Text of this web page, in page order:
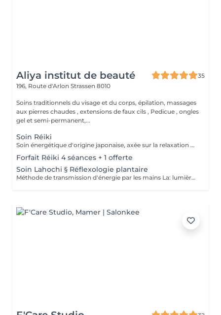
Aliya institut de beauté
35
196, Route d'Arlon Strassen 8010
Soins traditionnels du visage et du corps, épilation, massages
aux pierres chaudes , extensions de faux cils , Pedicue , ongles
gel et semi-permanent,...
Soin Réiki
Soin énergétique d'origine japonaise, axée sur la relaxation et l'harmonisation du corps et de l'esprit. REI: universel KI: énergie vital Le praticien pose doucement les mains sur les différentes zones , il n'y a pas de manipulation ou de pression. Effets: -Réduction du stress et de l'anxiété -Sensation de calme et de lâcher prise -Aide à apaiser le mental -favorise l'endormissement -Aide à relâcher les tensions émotionnelles le réiki est une pratique douce qui vise surtout : -la détente -l'équilibre émotionnel -le bien-être global A faire seul ou en cure de 4 séances
Forfait Réiki 4 séances + 1 offerte
Soin Lahochi § Réflexologie plantaire
Méthode de transmission d'énergie par les mains La: lumière, amour HO: mouvement de l'énergie CHI: energie vitale Effets: -Diminue le stress -Procure un calme profond et durable -Aide à harmoniser le corps et l'esprit - Energie retrouvée - Favorise le lâcher-prise -Harmonisation des Chakras Couplé à la réflexologie plantaire c'est un soin qui apporte une relaxation complète et durable alliant les bienfaits du soin énergétique et ceux de la réflexologie . A faire seul ou en cure de 4 séances "Détente absolue "